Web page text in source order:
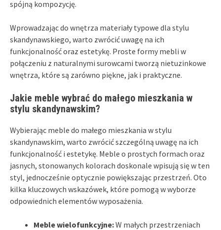
spójną kompozycję.
Wprowadzając do wnętrza materiały typowe dla stylu
skandynawskiego, warto zwrócić uwagę na ich
funkcjonalność oraz estetykę. Proste formy mebli w
połączeniu z naturalnymi surowcami tworzą nietuzinkowe
wnętrza, które są zarówno piękne, jak i praktyczne.
Jakie meble wybrać do małego mieszkania w
stylu skandynawskim?
Wybierając meble do małego mieszkania w stylu
skandynawskim, warto zwrócić szczególną uwagę na ich
funkcjonalność i estetykę. Meble o prostych formach oraz
jasnych, stonowanych kolorach doskonale wpisują się w ten
styl, jednocześnie optycznie powiększając przestrzeń. Oto
kilka kluczowych wskazówek, które pomogą w wyborze
odpowiednich elementów wyposażenia.
Meble wielofunkcyjne:W małych przestrzeniach